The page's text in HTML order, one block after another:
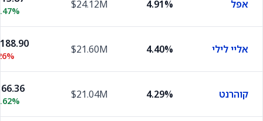
אפל 4.91%
$24.12M
אליי לילי 4.40%
$21.60M
קוהרנט 4.29%
$21.04M